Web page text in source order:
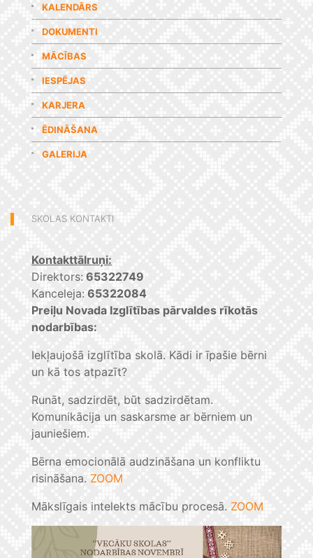
KALENDĀRS
DOKUMENTI
MĀCĪBAS
IESPĒJAS
KARJERA
ĒDINĀŠANA
GALERIJA
SKOLAS KONTAKTI
Kontakttālruņi:
Direktors: 65322749
Kanceleja: 65322084
Preiļu Novada Izglītības pārvaldes rīkotās
nodarbības:
Iekļaujošā izglītība skolā. Kādi ir īpašie bērni
un kā tos atpazīt?
Runāt, sadzirdēt, būt sadzirdētam.
Komunikācija un saskarsme ar bērniem un
jauniešiem.
Bērna emocionālā audzināšana un konfliktu
risināšana. ZOOM
Mākslīgais intelekts mācību procesā. ZOOM